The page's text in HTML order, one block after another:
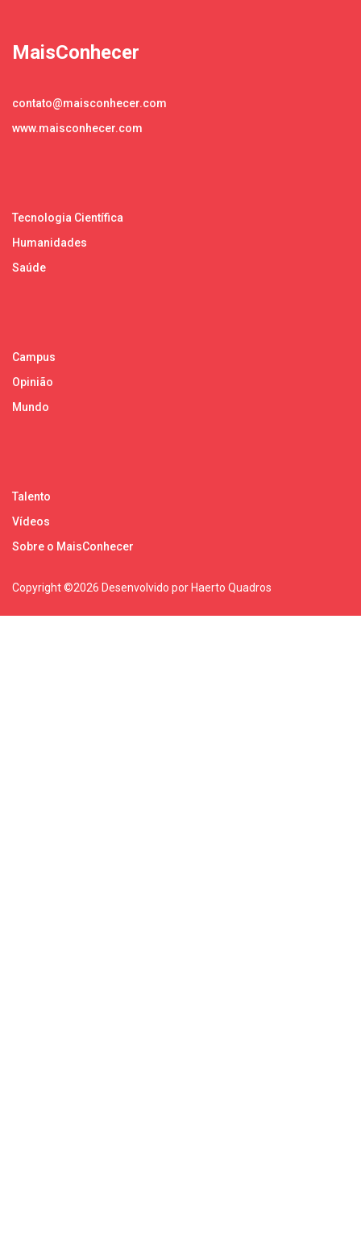
MaisConhecer
contato@maisconhecer.com
www.maisconhecer.com
Tecnologia Científica
Humanidades
Saúde
Campus
Opinião
Mundo
Talento
Vídeos
Sobre o MaisConhecer
Copyright ©2026 Desenvolvido por Haerto Quadros